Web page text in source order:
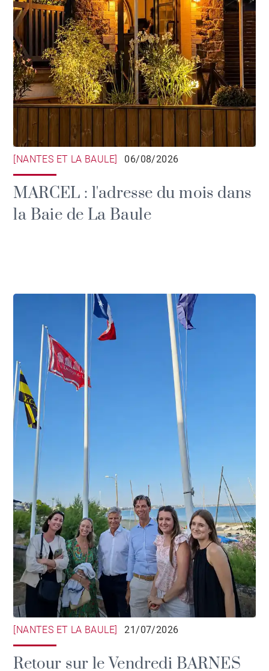
[NANTES ET LA BAULE] 06/08/2026
MARCEL : l'adresse du mois dans
la Baie de La Baule
[NANTES ET LA BAULE] 21/07/2026
Retour sur le Vendredi BARNES